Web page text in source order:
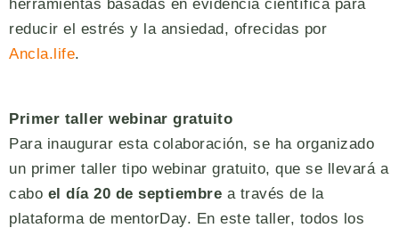
herramientas basadas en evidencia científica para
reducir el estrés y la ansiedad, ofrecidas por
Ancla.life.
Primer taller webinar gratuito
Para inaugurar esta colaboración, se ha organizado
un primer taller tipo webinar gratuito, que se llevará a
cabo el día 20 de septiembre a través de la
plataforma de mentorDay. En este taller, todos los